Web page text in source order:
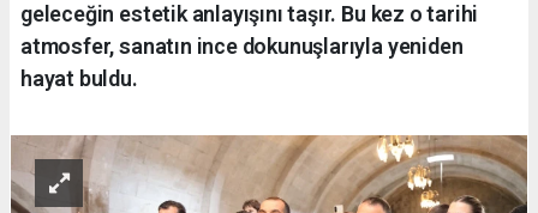
geleceğin estetik anlayışını taşır. Bu kez o tarihi
atmosfer, sanatın ince dokunuşlarıyla yeniden
hayat buldu.